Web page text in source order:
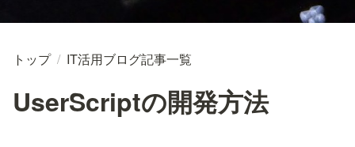
トップ / IT活用ブログ記事一覧
UserScriptの開発方法